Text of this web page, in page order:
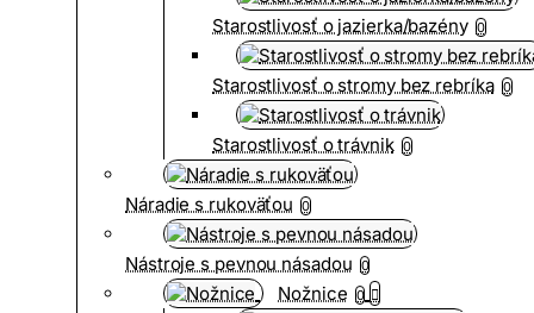
Starostlivosť o jazierka/bazény 0
Starostlivosť o stromy bez rebríka 0
Starostlivosť o trávnik 0
Náradie s rukoväťou 0
Nástroje s pevnou násadou 0
Nožnice 0